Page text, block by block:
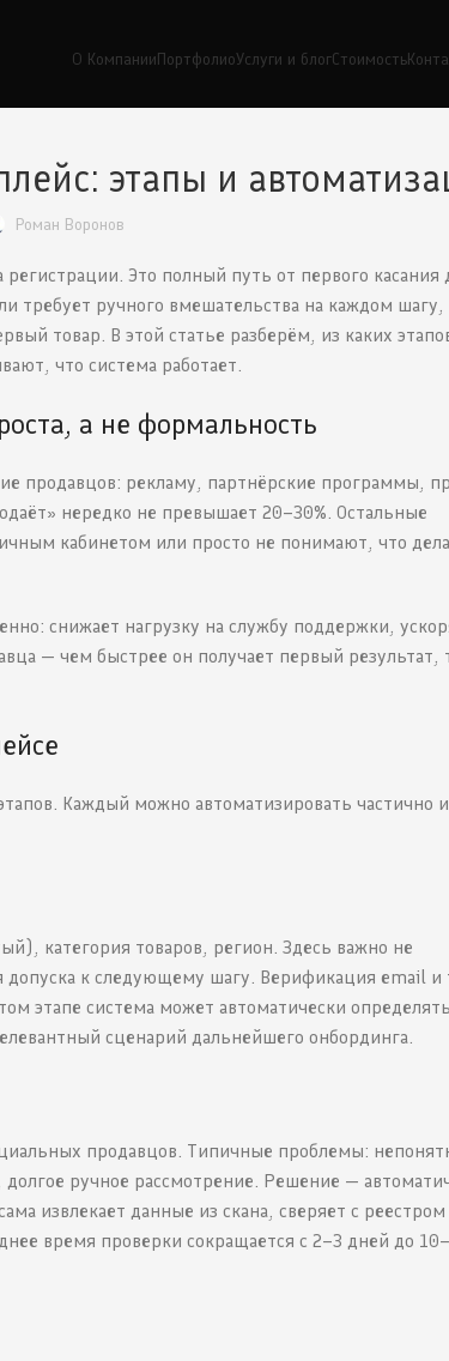
О КомпанииПортфолиоУслуги и блогСтоимость
этапы и
Роман Воронов
Это полный путь от первого касания
требует ручного вмешательства на каждом шагу,
товар. В этой статье разберём, из каких
что система работает.
а не формальность
продавцов: рекламу, партнёрские программы,
нередко не превышает 20–30%. Остальные
кабинетом или просто не понимают, что
снижает нагрузку на службу поддержки,
— чем быстрее он получает первый
Каждый можно автоматизировать частично
категория товаров, регион. Здесь важно не
к следующему шагу. Верификация email и
этапе система может автоматически
сценарий дальнейшего онбординга.
продавцов. Типичные проблемы:
ручное рассмотрение. Решение —
извлекает данные из скана, сверяет с
время проверки сокращается с 2–3 дней до